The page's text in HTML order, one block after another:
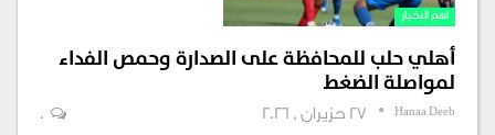
اهم الاخبار
أهلي حلب للمحافظة على الصدارة وحمص الفداء
لمواصلة الضغط
Hanaa Deeb 27 حزيران , 2026 0